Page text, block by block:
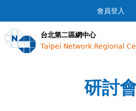
Jump to會員登入
台北第二區網中心
Taipei Network Regional
研討